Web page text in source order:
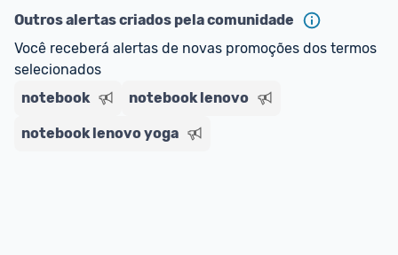
Outros alertas criados pela comunidade
Você receberá alertas de novas promoções dos termos
selecionados
notebook
notebook lenovo
notebook lenovo yoga